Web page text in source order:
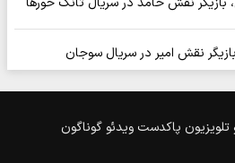
نقش امیر در سریال سوجان
تلویزیون پاکدست ویدئو گوناگون